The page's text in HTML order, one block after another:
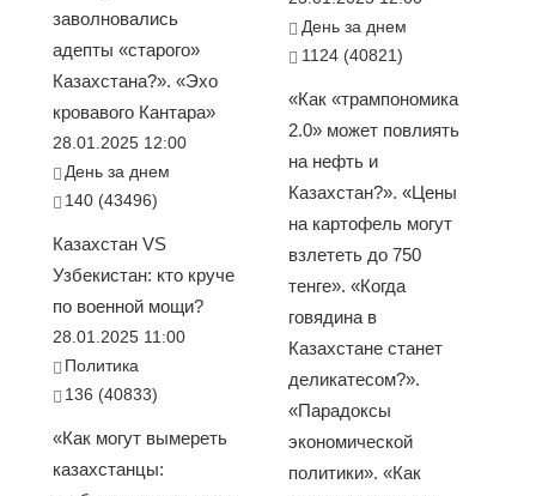
заволновались
адепты «старого»
Казахстана?». «Эхо
кровавого Кантара»
28.01.2025 12:00
День за днем
140 (43496)
Казахстан VS
Узбекистан: кто круче
по военной мощи?
28.01.2025 11:00
Политика
136 (40833)
«Как могут вымереть
казахстанцы:
День за днем
1124 (40821)
«Как «трампономика
2.0» может повлиять
на нефть и
Казахстан?». «Цены
на картофель могут
взлететь до 750
тенге». «Когда
говядина в
Казахстане станет
деликатесом?».
«Парадоксы
экономической
политики». «Как